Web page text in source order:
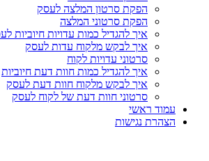
הפקת סרטון המלצה לעסק
הפקת סרטוני המלצה
איך להגדיל כמות עדויות חיוביות
איך לבקש מלקוח עדות לעסק
סרטוני עדויות לקוח
איך להגדיל כמות חוות דעת חיוביות
איך לבקש מלקוח חוות דעת לעסק
סרטוני חוות דעת של לקוח לעסק
עמוד ראשי
הצהרת נגישות